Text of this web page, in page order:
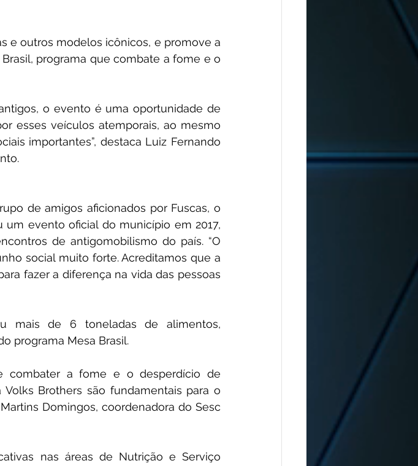
e outros modelos icônicos, e promove a
programa que combate a fome e o
o evento é uma oportunidade de
esses veículos atemporais, ao mesmo
importantes”, destaca Luiz Fernando
de amigos aficionados por Fuscas, o
um evento oficial do município em 2017,
de antigomobilismo do país. “O
social muito forte. Acreditamos que a
fazer a diferença na vida das pessoas
mais de 6 toneladas de alimentos,
programa Mesa Brasil.
combater a fome e o desperdício de
Brothers são fundamentais para o
Domingos, coordenadora do Sesc
nas áreas de Nutrição e Serviço